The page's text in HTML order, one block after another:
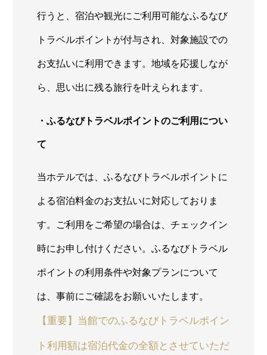
行うと、宿泊や観光にご利用可能なふるなび
トラベルポイントが付与され、対象施設での
お支払いに利用できます。地域を応援しなが
ら、思い出に残る旅行を叶えられます。
・ふるなびトラベルポイントのご利用につい
て
当ホテルでは、ふるなびトラベルポイントに
よる宿泊料金のお支払いに対応しておりま
す。ご利用をご希望の場合は、チェックイン
時にお申し付けください。ふるなびトラベル
ポイントの利用条件や対象プランについて
は、事前にご確認をお願いいたします。
【重要】当館でのふるなびトラベルポイン
ト利用額は宿泊代金の全額とさせていただ